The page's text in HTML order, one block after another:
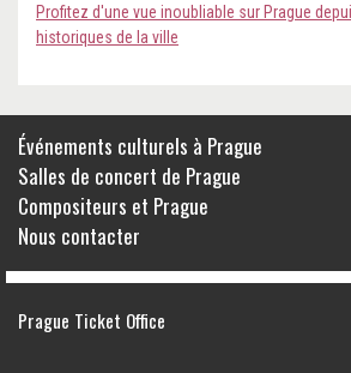
Profitez d'une vue inoubliable sur Prague
historiques de la ville
Événements culturels à Prague
Salles de concert de Prague
Compositeurs et Prague
Nous contacter
Prague Ticket Office